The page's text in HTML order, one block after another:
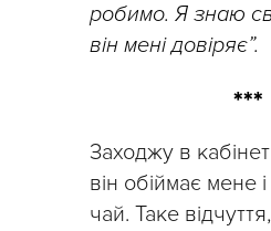
робимо. Я знаю
він мені довіряє”.
***
Заходжу в
він обіймає мене
чай. Таке